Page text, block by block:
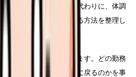
名を決めつけません。代わりに、体調
性、仕事から距離を取る方法を整理し
換すると、相談が遅れます。どの勤務
で緊張するのか、休日に戻るのかを事